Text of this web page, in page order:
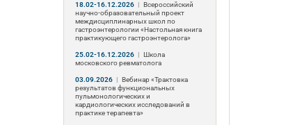
18.02-16.12.2026 | Всероссийский
научно-образовательный проект
междисциплинарных школ по
гастроэнтерологии «Настольная книга
практикующего гастроэнтеролога»
25.02-16.12.2026 | Школа
московского ревматолога
03.09.2026 | Вебинар «Трактовка
результатов функциональных
пульмонологических и
кардиологических исследований в
практике терапевта»